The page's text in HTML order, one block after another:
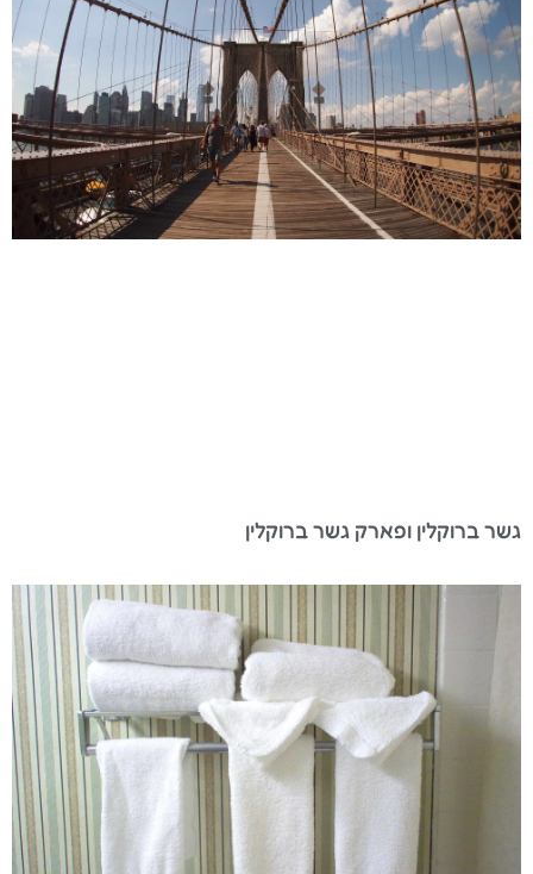
גשר ברוקלין ופארק גשר ברוקלין